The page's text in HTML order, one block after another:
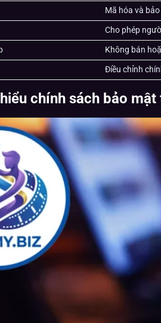
Mã hóa và
Cho phép
Không bán
Điều chỉnh
chính sách bảo